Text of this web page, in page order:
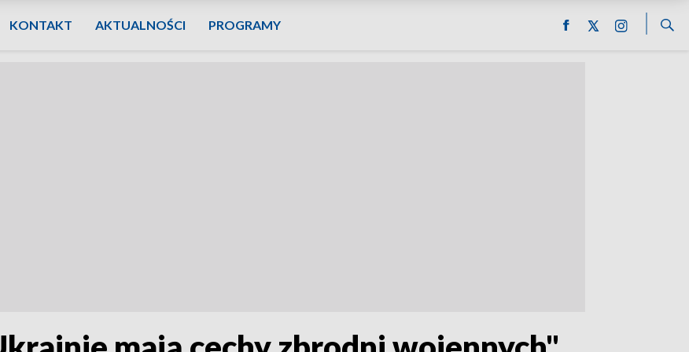
KONTAKT AKTUALNOŚCI PROGRAMY